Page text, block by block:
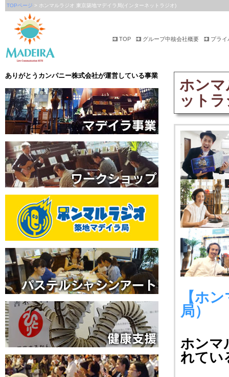
TOPページ > ホンマルラジオ 東京築地マデイラ局(インターネットラジオ)
TOP グループ中核会社概要 プライ
ありがとうカンパニー株式会社が運営している事業
ホンマ
ット
【ホ
局）
ホンマ
れてい